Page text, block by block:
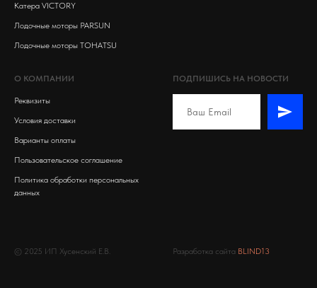
Катера VICTORY
Лодочные моторы PARSUN
Лодочные моторы TOHATSU
О КОМПАНИИ
Реквизиты
Условия доставки
Варианты оплаты
Пользовательское соглашение
Политика обработки персональных
данных
ПОДПИШИСЬ НА НОВОСТИ
© 2025 ИП Хусенский Е.В. Разработка сайта BLIND13